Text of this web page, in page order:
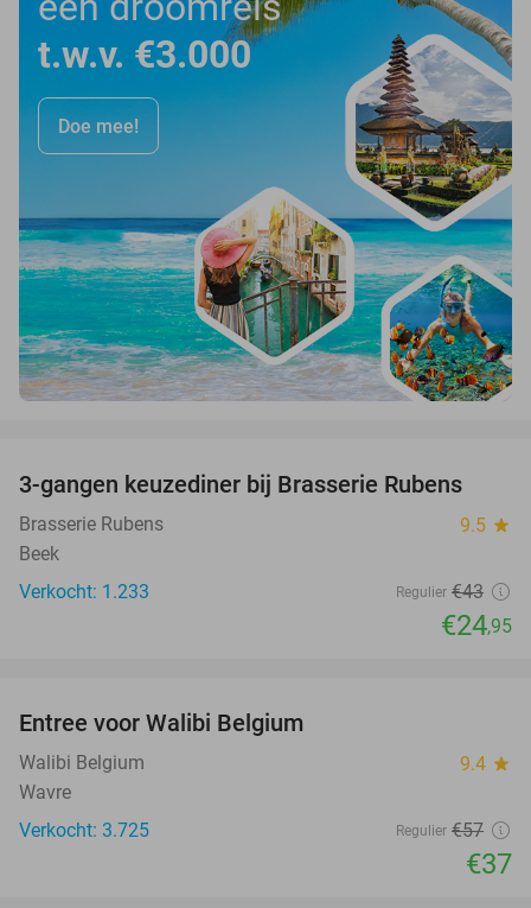
t.w.v. €3.000
Doe mee!
42%
3-gangen keuzediner bij Brasserie Rubens
Brasserie Rubens 9.5 star
Beek
Verkocht: 1.233
Regulier €43
€24,95
Entree voor Walibi Belgium
Walibi Belgium 9.4 star
Wavre
Verkocht: 3.725
Regulier €57
€37